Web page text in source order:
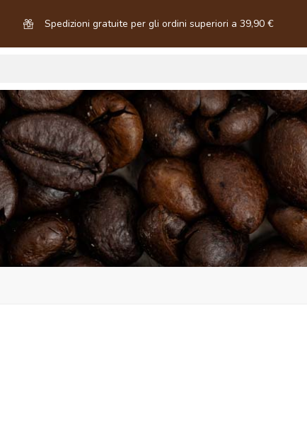
Spedizioni gratuite per gli ordini superiori a 39,90 €